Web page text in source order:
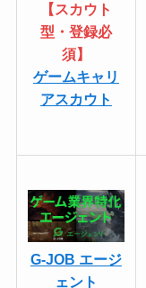
【スカウト
型・登録必
須】
ゲームキャリ
アスカウト
G-JOB エージ
ェント